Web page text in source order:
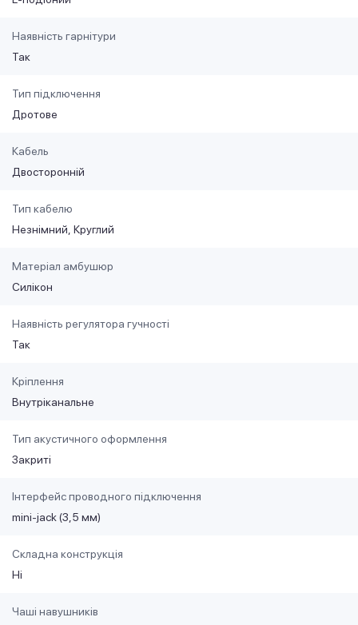
Наявність гарнітури
Так
Тип підключення
Дротове
Кабель
Двосторонній
Тип кабелю
Незнімний Круглий
Матеріал амбушюр
Силікон
Наявність регулятора гучності
Так
Кріплення
Внутріканальне
Тип акустичного оформлення
Закриті
Інтерфейс проводного підключення
mini-jack (3,5 мм)
Складна конструкція
Ні
Чаші навушників